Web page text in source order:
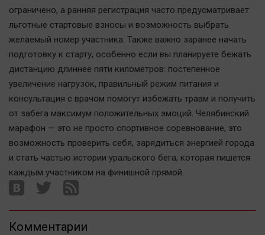
Светская жизнь
Тенденции
Точка на карте
ограничено, а ранняя регистрация часто предусматривает
льготные стартовые взносы и возможность выбрать
желаемый номер участника. Также важно заранее начать
подготовку к старту, особенно если вы планируете бежать
дистанцию длиннее пяти километров: постепенное
увеличение нагрузок, правильный режим питания и
консультация с врачом помогут избежать травм и получить
от забега максимум положительных эмоций. Челябинский
марафон — это не просто спортивное соревнование, это
возможность проверить себя, зарядиться энергией города
и стать частью истории уральского бега, которая пишется
каждым участником на финишной прямой.
Комментарии